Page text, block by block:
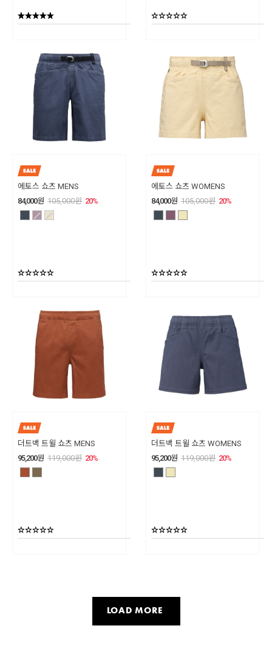
에토스 쇼츠 MENS
84,000원 105,000원 20%
에토스 쇼츠 WOMENS
84,000원 105,000원 20%
더트백 트윌 쇼츠 MENS
95,200원 119,000원 20%
더트백 트윌 쇼츠 WOMENS
95,200원 119,000원 20%
LOAD MORE